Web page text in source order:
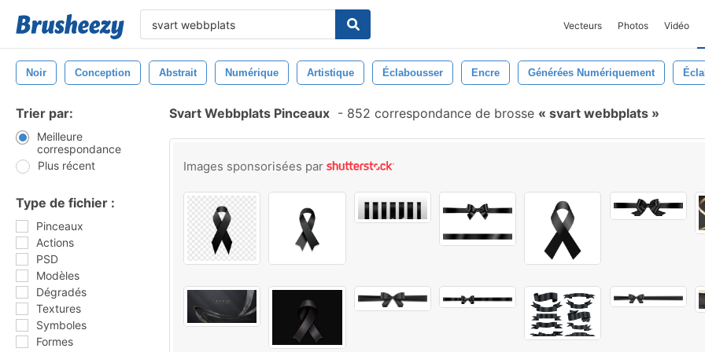
Vecteurs Photos Vidéo
Noir Conception Abstrait Numérique Artistique Éclabousser Encre Générées Numériquement
Trier par:
Meilleure
correspondance
Plus récent
Type de fichier :
Pinceaux
Actions
PSD
Modèles
Dégradés
Textures
Symboles
Formes
Svart Webbplats Pinceaux - 852 correspondance de brosse svart webbplats
Images sponsorisées par